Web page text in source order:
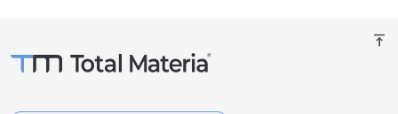
vertical_align_top